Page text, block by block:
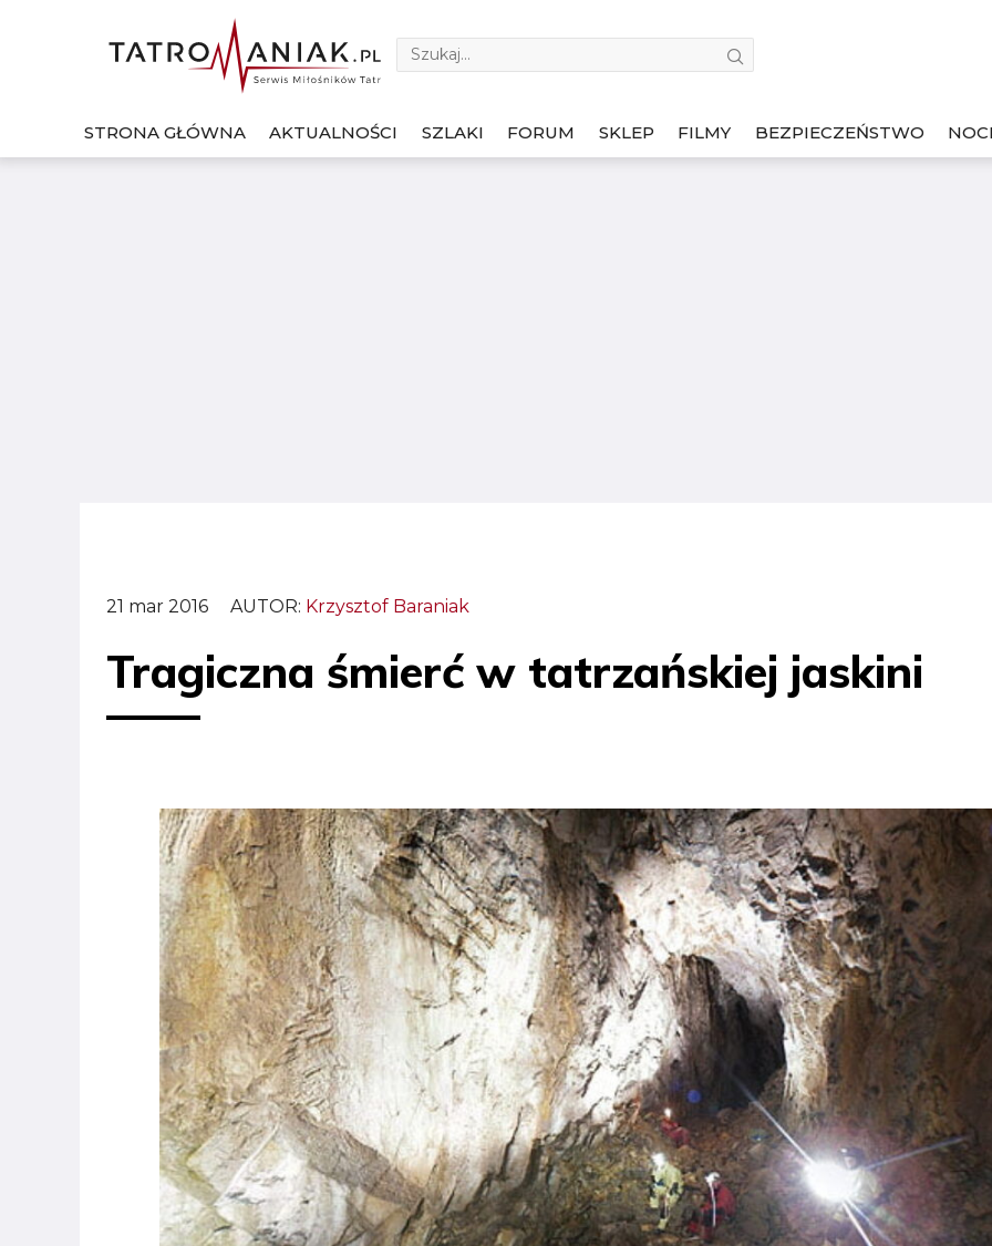
STRONA GŁÓWNA AKTUALNOŚCI SZLAKI FORUM SKLEP FILMY BEZPIECZEŃSTWO
21 mar 2016 AUTOR: Krzysztof Baraniak
Tragiczna śmierć w tatrzańskiej jaskini